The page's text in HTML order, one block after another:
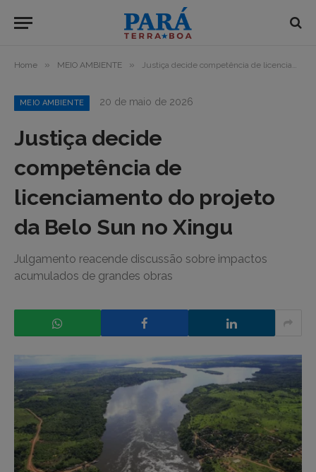
Home » MEIO AMBIENTE » Justiça decide competência de licenciamento do projeto da Belo Sun no Xingu
MEIO AMBIENTE 20 de maio de 2026
Justiça decide
competência de
licenciamento do projeto
da Belo Sun no Xingu
Julgamento reacende discussão sobre impactos
acumulados de grandes obras